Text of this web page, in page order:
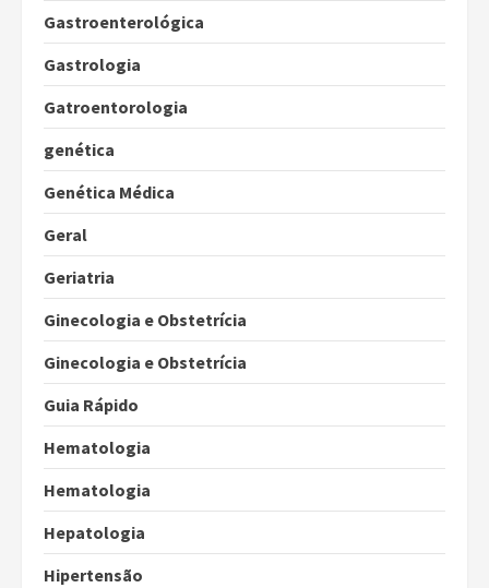
Gastroenterológica
Gastrologia
Gatroentorologia
genética
Genética Médica
Geral
Geriatria
Ginecologia e Obstetrícia
Ginecologia e Obstetrícia
Guia Rápido
Hematologia
Hematologia
Hepatologia
Hipertensão